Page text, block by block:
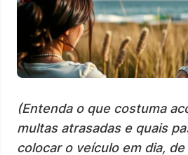
(Entenda o que costuma
multas atrasadas e quais
colocar o veículo em dia,